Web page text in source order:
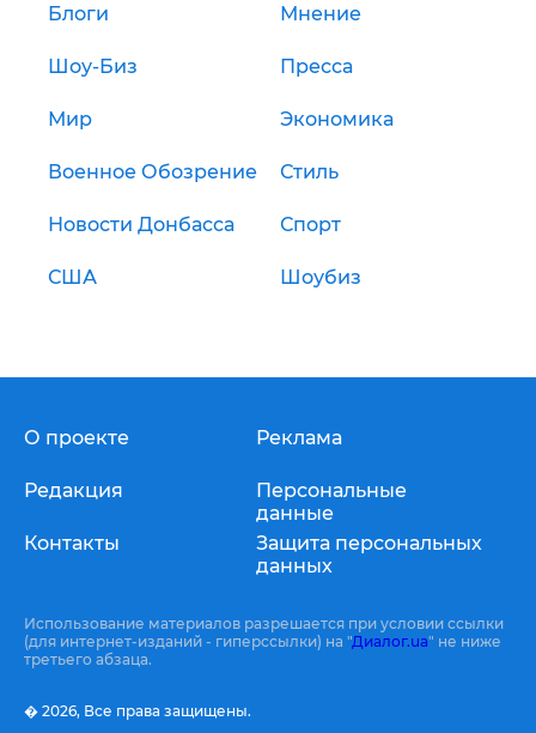
Блоги Мнение
Шоу-Биз Пресса
Мир Экономика
Военное Обозрение Стиль
Новости Донбасса Спорт
США Шоубиз
О проекте
Редакция
Контакты
Реклама
Персональные
данные
Защита персональных
данных
Использование материалов разрешается при условии ссылки
(для интернет-изданий - гиперссылки) на "Диалог.ua" не ниже
третьего абзаца.
� 2026, Все права защищены.